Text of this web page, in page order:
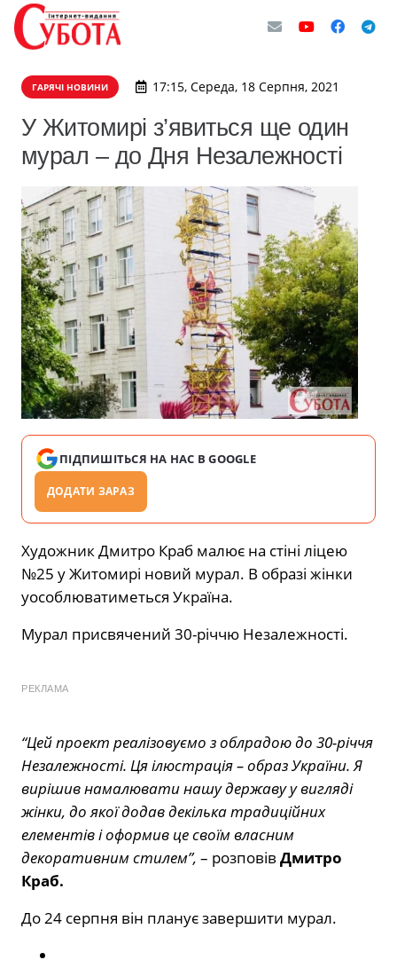
ГАРЯЧІ НОВИНИ 17:15, Середа, 18 Серпня, 2021
У Житомирі з’явиться ще один
мурал – до Дня Незалежності
ПІДПИШІТЬСЯ НА НАС В GOOGLE
ДОДАТИ ЗАРАЗ
Художник Дмитро Краб малює на стіні ліцею
№25 у Житомирі новий мурал. В образі жінки
уособлюватиметься Україна.
Мурал присвячений 30-річчю Незалежності.
РЕКЛАМА
“Цей проект реалізовуємо з облрадою до 30-річчя
Незалежності. Ця ілюстрація – образ України. Я
вирішив намалювати нашу державу у вигляді
жінки, до якої додав декілька традиційних
елементів і оформив це своїм власним
декоративним стилем”, – розповів Дмитро
Краб.
До 24 серпня він планує завершити мурал.